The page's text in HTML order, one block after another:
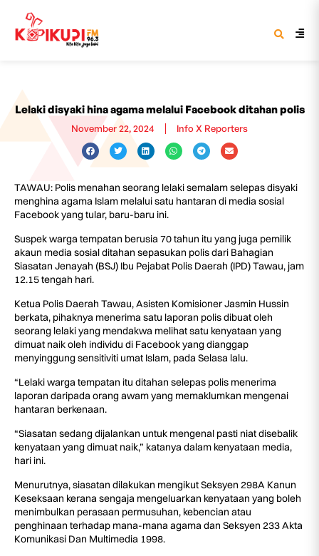
Lelaki disyaki hina agama melalui Facebook ditahan polis
November 22, 2024 Info X Reporters
TAWAU: Polis menahan seorang lelaki semalam selepas disyaki
menghina agama Islam melalui satu hantaran di media sosial
Facebook yang tular, baru-baru ini.
Suspek warga tempatan berusia 70 tahun itu yang juga pemilik
akaun media sosial ditahan sepasukan polis dari Bahagian
Siasatan Jenayah (BSJ) Ibu Pejabat Polis Daerah (IPD) Tawau, jam
12.15 tengah hari.
Ketua Polis Daerah Tawau, Asisten Komisioner Jasmin Hussin
berkata, pihaknya menerima satu laporan polis dibuat oleh
seorang lelaki yang mendakwa melihat satu kenyataan yang
dimuat naik oleh individu di Facebook yang dianggap
menyinggung sensitiviti umat Islam, pada Selasa lalu.
“Lelaki warga tempatan itu ditahan selepas polis menerima
laporan daripada orang awam yang memaklumkan mengenai
hantaran berkenaan.
“Siasatan sedang dijalankan untuk mengenal pasti niat disebalik
kenyataan yang dimuat naik,” katanya dalam kenyataan media,
hari ini.
Menurutnya, siasatan dilakukan mengikut Seksyen 298A Kanun
Keseksaan kerana sengaja mengeluarkan kenyataan yang boleh
menimbulkan perasaan permusuhan, kebencian atau
penghinaan terhadap mana-mana agama dan Seksyen 233 Akta
Komunikasi Dan Multimedia 1998.